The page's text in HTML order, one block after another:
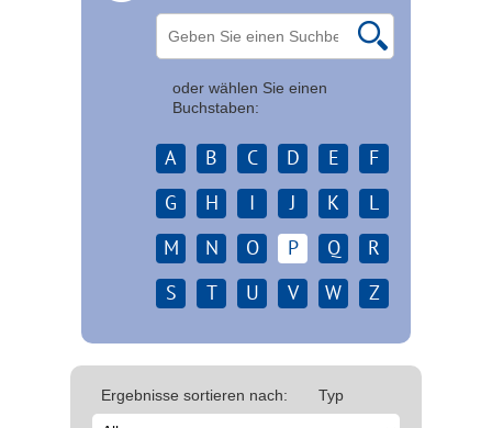
oder wählen Sie einen
Buchstaben:
A B C D E
F
G
H I J K
L
M
N O P Q
R
S
T U V W Z
Ergebnisse sortieren nach: Typ